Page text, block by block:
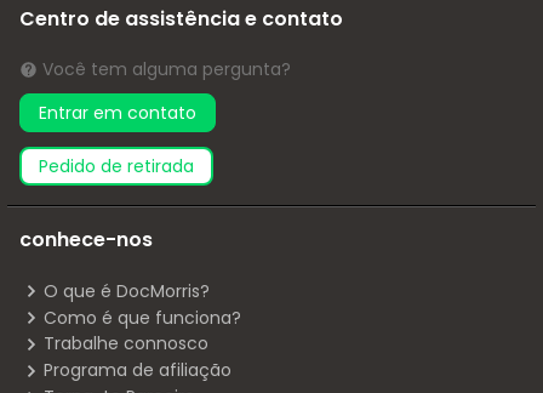
Centro de assistência e contato
Você tem alguma pergunta?
Entrar em contato
pedido de retirada
conhece-nos
O que é DocMorris?
Como é que funciona?
Trabalhe connosco
Programa de afiliação